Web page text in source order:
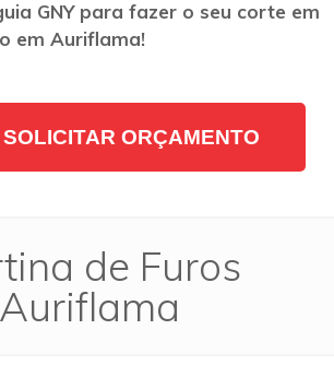
GNY para fazer o seu corte em
em Auriflama!
ORÇAMENTO
de Furos
Auriflama